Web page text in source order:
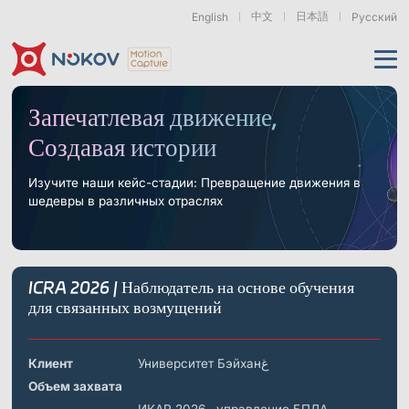
English 中文 日本語 Русский
Роботизированные
Экзоскелеты
устройства
Бионические
Продукты
Камеры
Серия Mars
Серия Pluto Серия Orbit
Поддержка
вопросы
Ресурсы
Новости и события Кейсы
Моушн-кэпчер
Связанные статьи
О нас
Запечатлевая движение,
Создавая истории
Изучите наши кейс-стадии: Превращение движения в
шедевры в различных отраслях
ICRA 2026 | Наблюдатель на основе обучения
для связанных возмущений
Клиент
Университет Бэйханغ
Объем захвата